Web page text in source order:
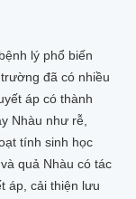
lý phổ biến
đã có nhiều
áp có thành
Nhàu như rễ,
tính sinh học
quả Nhàu có tác
áp, cải thiện lưu